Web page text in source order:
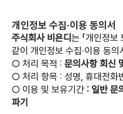
개인정보 수집·이용 동의서
주식회사 비욘디 는 「개인정
같이 개인정보 수집·이용 동
○ 처리 목적 : 문의사항 회신
○ 처리 항목 : 성명, 휴대전화
○ 이용 및 보유기간 : 일반 문
파기